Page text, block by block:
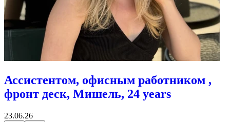
Ассистентом, офисным работником ,
фронт деск, Мишель, 24 years
23.06.26